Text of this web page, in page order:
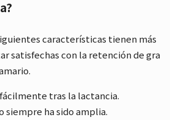
características tienen más
satisfechas con la retención de gra
tras la lactancia.
siempre ha sido amplia.